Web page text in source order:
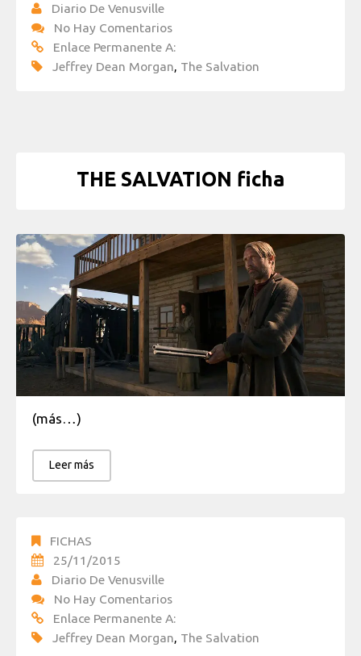
Diario De Venusville
No Hay Comentarios
Enlace Permanente A:
Jeffrey Dean Morgan, The Salvation
THE SALVATION ficha
(más…)
Leer más
FICHAS
25/11/2015
Diario De Venusville
No Hay Comentarios
Enlace Permanente A:
Jeffrey Dean Morgan, The Salvation